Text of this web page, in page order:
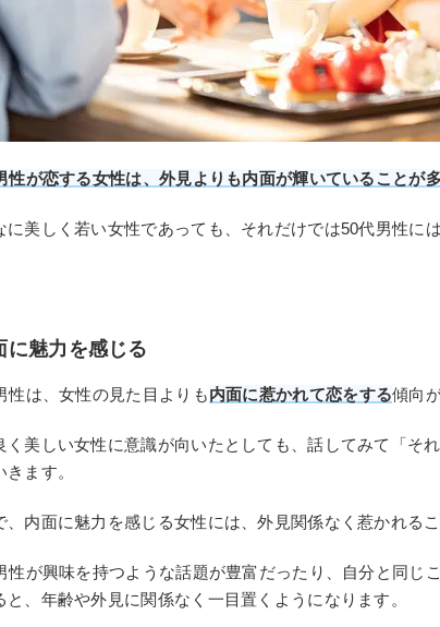
性が恋する女性は、外見よりも内面が輝いていることが
に美しく若い女性であっても、それだけでは50代男性に
に魅力を感じる
性は、女性の見た目よりも内面に惹かれて恋をする傾向
く美しい女性に意識が向いたとしても、話してみて「そ
ます。
、内面に魅力を感じる女性には、外見関係なく惹かれる
性が興味を持つような話題が豊富だったり、自分と同じ
と、年齢や外見に関係なく一目置くようになります。